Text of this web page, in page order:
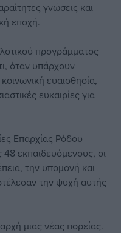
γνώσεις και
εποχή.
προγράμματος
όταν υπάρχουν
ευαισθησία,
ευκαιρίες για
Επαρχίας Ρόδου
48 εκπαιδευόμενους, οι
την υπομονή και
την ψυχή αυτής
μιας νέας πορείας.